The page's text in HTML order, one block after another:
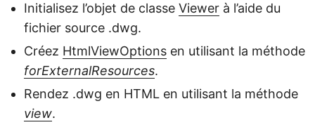
Initialisez l’objet de classe Viewer à l’aide du
fichier source .dwg.
Créez HtmlViewOptions en utilisant la méthode
forExternalResources.
Rendez .dwg en HTML en utilisant la méthode
view.